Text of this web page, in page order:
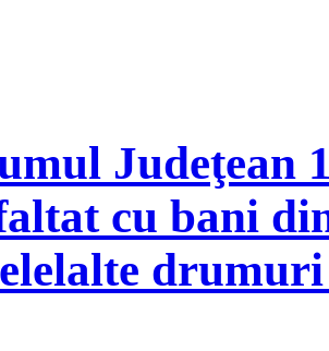
Judeţean
cu bani